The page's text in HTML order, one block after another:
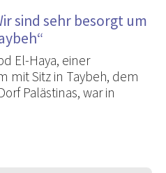
sind sehr besorgt um
El-Haya, einer
mit Sitz in Taybeh, dem
Palästinas, war in